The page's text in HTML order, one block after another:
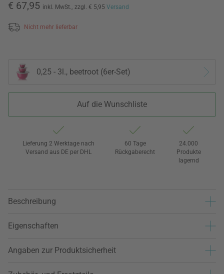
€ 67,95 inkl. MwSt., zzgl. € 5,95 Versand
Nicht mehr lieferbar
0,25 - 3l., beetroot (6er-Set)
Auf die Wunschliste
Lieferung 2 Werktage nach
Versand aus DE per DHL
60 Tage
Rückgaberecht
24.000
Produkte
lagernd
Beschreibung
Eigenschaften
Angaben zur Produktsicherheit